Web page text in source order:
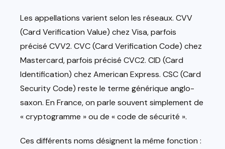
Les appellations varient selon les réseaux. CVV
(Card Verification Value) chez Visa, parfois
précisé CVV2. CVC (Card Verification Code) chez
Mastercard, parfois précisé CVC2. CID (Card
Identification) chez American Express. CSC (Card
Security Code) reste le terme générique anglo-
saxon. En France, on parle souvent simplement de
« cryptogramme » ou de « code de sécurité ».
Ces différents noms désignent la même fonction :